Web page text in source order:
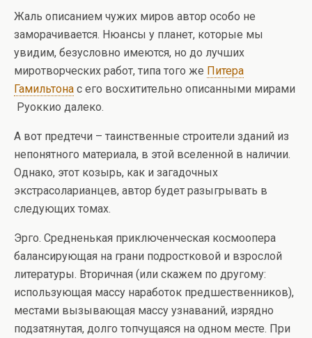
Жаль описанием чужих миров автор особо не
заморачивается. Нюансы у планет, которые мы
увидим, безусловно имеются, но до лучших
миротворческих работ, типа того же Питера
Гамильтона с его восхитительно описанными мирами
Руоккио далеко.
А вот предтечи – таинственные строители зданий из
непонятного материала, в этой вселенной в наличии.
Однако, этот козырь, как и загадочных
экстрасоларианцев, автор будет разыгрывать в
следующих томах.
Эрго. Средненькая приключенческая космоопера
балансирующая на грани подростковой и взрослой
литературы. Вторичная (или скажем по другому:
использующая массу наработок предшественников),
местами вызывающая массу узнаваний, изрядно
подзатянутая, долго топчущаяся на одном месте. При